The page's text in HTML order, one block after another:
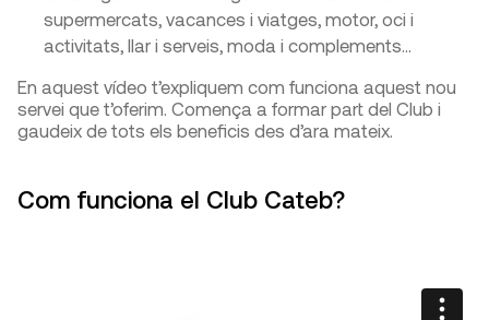
supermercats, vacances i viatges, motor, oci i
activitats, llar i serveis, moda i complements…
En aquest vídeo t’expliquem com funciona aquest nou
servei que t’oferim. Comença a formar part del Club i
gaudeix de tots els beneficis des d’ara mateix.
Com funciona el Club Cateb?